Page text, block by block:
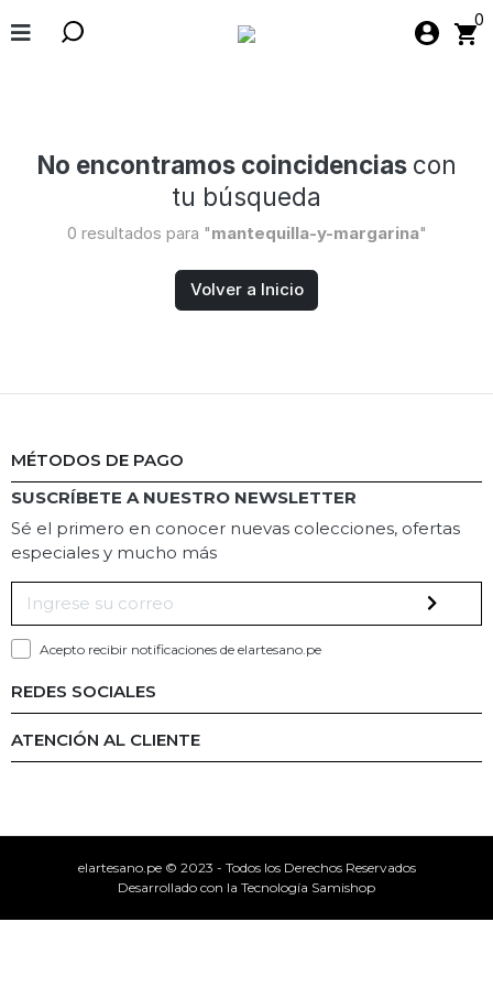
0
No encontramos coincidencias con
tu búsqueda
0 resultados para "mantequilla-y-margarina"
Volver a Inicio
ATENCIÓN AL CLIENTE
Contáctenos
Cambios y Devoluciones
¿Cómo comprar?
SUSCRÍBETE A NUESTRO NEWSLETTER
Sé el primero en conocer nuevas colecciones, ofertas
especiales y mucho más
Acepto recibir notificaciones de elartesano.pe
REDES SOCIALES
MÉTODOS DE PAGO
elartesano.pe © 2023 - Todos los Derechos Reservados
Desarrollado con la Tecnología Samishop